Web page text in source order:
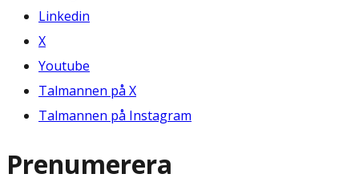
Linkedin
X
Youtube
Talmannen på X
Talmannen på Instagram
Prenumerera